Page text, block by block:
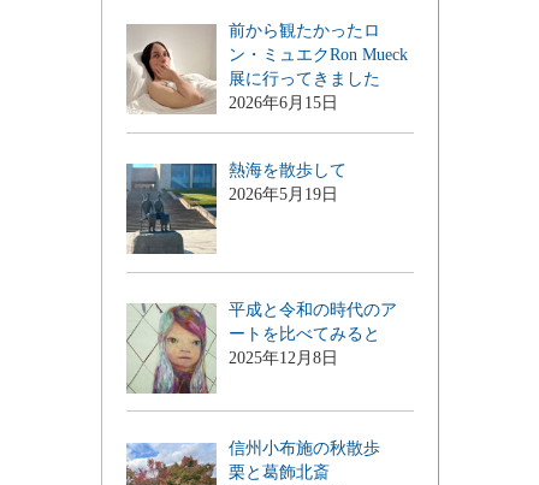
前から観たかったロ
ン・ミュエクRon Mueck
展に行ってきました
2026年6月15日
熱海を散歩して
2026年5月19日
平成と令和の時代のア
ートを比べてみると
2025年12月8日
信州小布施の秋散歩
栗と葛飾北斎